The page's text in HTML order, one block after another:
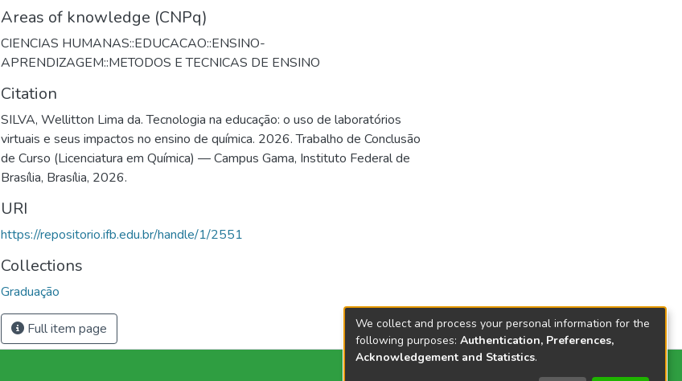
Areas of knowledge (CNPq)
CIENCIAS HUMANAS::EDUCACAO::ENSINO-
APRENDIZAGEM::METODOS E TECNICAS DE ENSINO
Citation
SILVA, Wellitton Lima da. Tecnologia na educação: o uso de laboratórios
virtuais e seus impactos no ensino de química. 2026. Trabalho de Conclusão
de Curso (Licenciatura em Química) — Campus Gama, Instituto Federal de
Brasília, Brasília, 2026.
URI
https://repositorio.ifb.edu.br/handle/1/2551
Collections
Graduação
Full item page
We collect and process your personal information for the
following purposes: Authentication, Preferences,
Acknowledgement and Statistics.